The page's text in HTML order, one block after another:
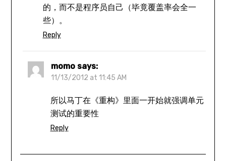
的，而不是程序员自己（毕竟覆盖率会全一
些）。
Reply
momo says:
11/13/2012 at 11:45 AM
所以马丁在《重构》里面一开始就强调单元
测试的重要性
Reply